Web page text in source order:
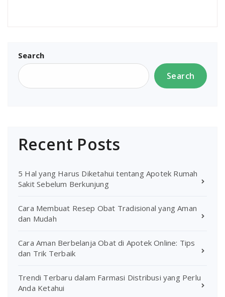
Search
Search
Recent Posts
5 Hal yang Harus Diketahui tentang Apotek Rumah
Sakit Sebelum Berkunjung
Cara Membuat Resep Obat Tradisional yang Aman
dan Mudah
Cara Aman Berbelanja Obat di Apotek Online: Tips
dan Trik Terbaik
Trendi Terbaru dalam Farmasi Distribusi yang Perlu
Anda Ketahui